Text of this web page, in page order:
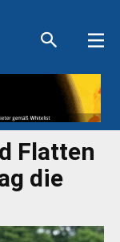
Flatten
die